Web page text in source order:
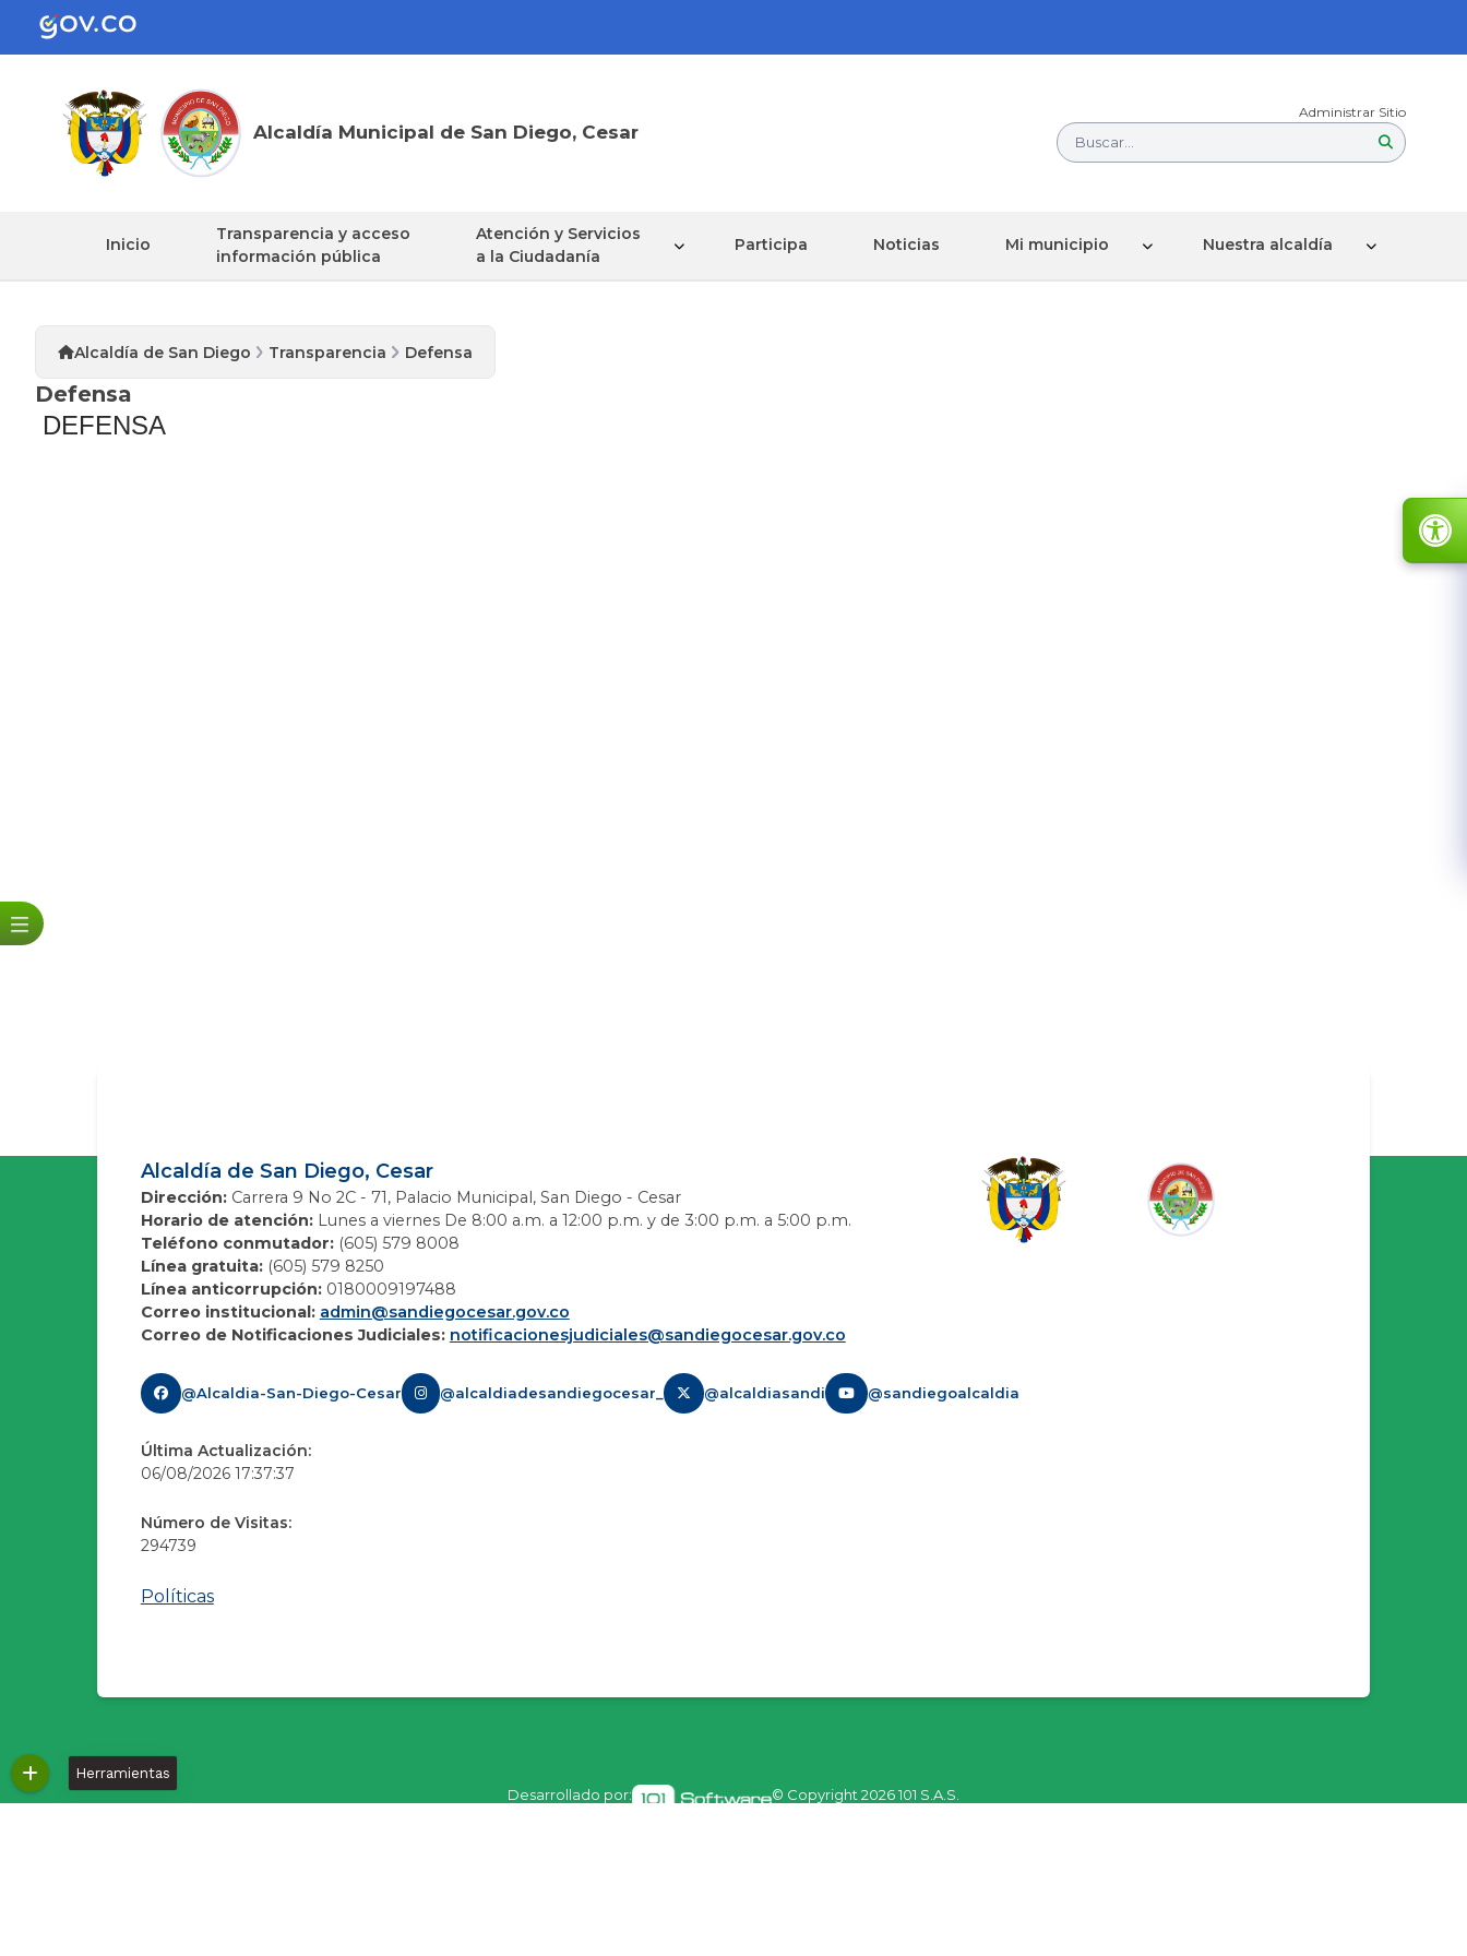
Alcaldía Municipal de San Diego, Cesar
Administrar Sitio
Buscar...
Inicio
Transparencia y acceso
información pública
Atención y Servicios
a la Ciudadanía
Participa Noticias Mi municipio Nuestra alcaldía
Alcaldía de San Diego Transparencia Defensa
Defensa
DEFENSA
Alcaldía de San Diego, Cesar
Dirección:Carrera 9 No 2C - 71, Palacio Municipal, San Diego - Cesar
Horario de atención:Lunes a viernes De 8:00 a.m. a 12:00 p.m. y de 3:00 p.m. a 5:00 p.m.
Teléfono conmutador:(605) 579 8008
Línea gratuita:(605) 579 8250
Línea anticorrupción:0180009197488
Correo institucional: admin@sandiegocesar.gov.co
Correo de Notificaciones Judiciales: notificacionesjudiciales@sandiegocesar.gov.co
@Alcaldia-San-Diego-Cesar @alcaldiadesandiegocesar_ @alcaldiasandi @sandiegoalcaldia
Última Actualización:
06/08/2026 17:37:37
Número de Visitas:
294739
Políticas
Desarrollado por: © Copyright 2026 101 S.A.S.
Herramientas